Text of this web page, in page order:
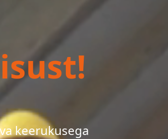
keerukusega